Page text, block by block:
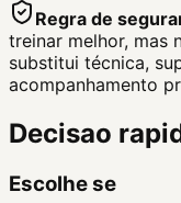
Regra de
treinar melhor, mas
substitui técnica,
acompanhamento
Decisao
Escolhe se